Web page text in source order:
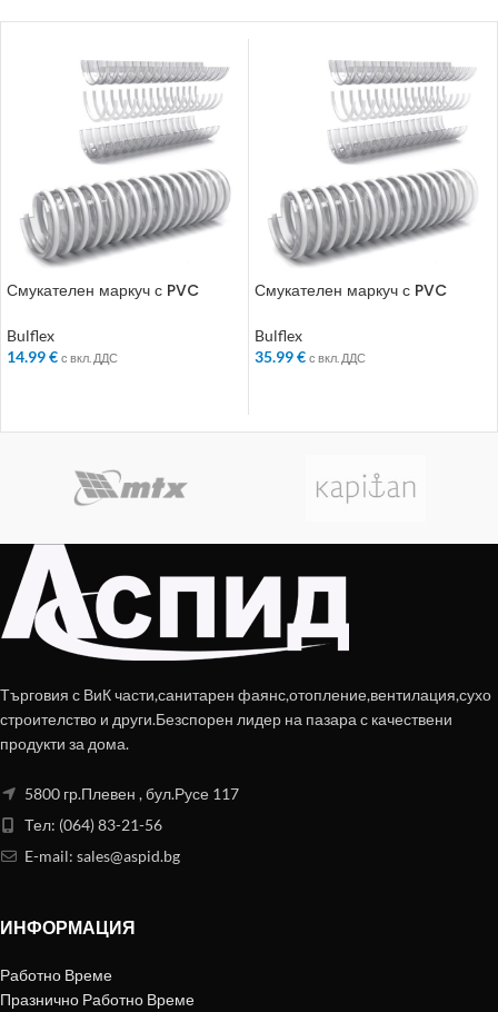
Смукателен маркуч с PVC
Bulflex
14.99€ с вкл. ДДС
Смукателен маркуч с PVC
Bulflex
35.99€ с вкл. ДДС
Търговия с ВиК части,санитарен фаянс,отопление,вентилация,сухо
строителство и други.Безспорен лидер на пазара с качествени
продукти за дома.
5800 гр.Плевен , бул.Русе 117
Тел: (064) 83-21-56
E-mail: sales@aspid.bg
ИНФОРМАЦИЯ
Работно Време
Празнично Работно Време